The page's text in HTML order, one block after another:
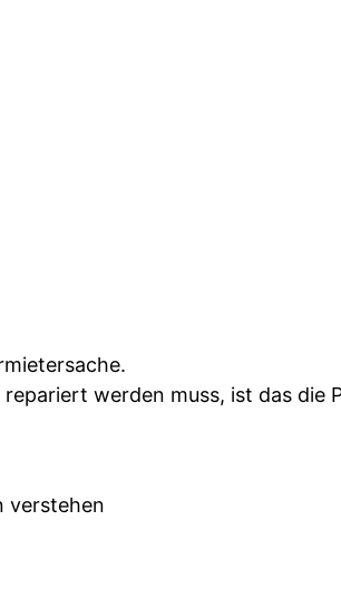
werden muss, ist das die